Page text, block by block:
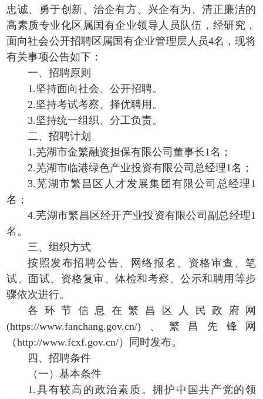
忠诚、勇于创新、治企有方、兴企有为、清正廉洁的
高素质专业化区属国有企业领导人员队伍，经研究，
面向社会公开招聘区属国有企业管理层人员4名，现将
有关事项公告如下：
一、招聘原则
1.坚持面向社会、公开招聘。
2.坚持考试考察、择优聘用。
3.坚持统一组织、分工负责。
二、招聘计划
1.芜湖市金繁融资担保有限公司董事长1名；
2.芜湖市临港绿色产业投资有限公司总经理1名；
3.芜湖市繁昌区人才发展集团有限公司总经理1
名；
4.芜湖市繁昌区经开产业投资有限公司副总经理1
名。
三、组织方式
按照发布招聘公告、网络报名、资格审查、笔
试、面试、资格复审、体检和考察、公示和聘用等步
骤依次进行。
各环节信息在繁昌区人民政府网
(https://www.fanchang.gov.cn/)、繁昌先锋网
（http://www.fcxf.gov.cn/）同时发布。
四、招聘条件
（一）基本条件
1.具有较高的政治素质。拥护中国共产党的领